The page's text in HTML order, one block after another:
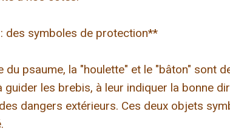
des symboles de protection**
du psaume, la "houlette" et le "bâton" sont
guider les brebis, à leur indiquer la bonne
dangers extérieurs. Ces deux objets